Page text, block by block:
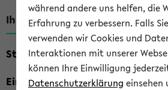
Ihre Suchkriterien:
Studienfach
Einrichtung
während andere uns helfen, die
Erfahrung zu verbessern. Falls
verwenden wir Cookies und
Interaktionen mit unserer
können Ihre Einwilligung
Datenschutzerklärung einsehen